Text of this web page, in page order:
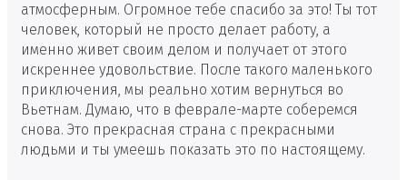
атмосферным. Огромное тебе спасибо за это! Ты тот
человек, который не просто делает работу, а
именно живет своим делом и получает от этого
искреннее удовольствие. После такого маленького
приключения, мы реально хотим вернуться во
Вьетнам. Думаю, что в феврале-марте соберемся
снова. Это прекрасная страна с прекрасными
людьми и ты умеешь показать это по настоящему.